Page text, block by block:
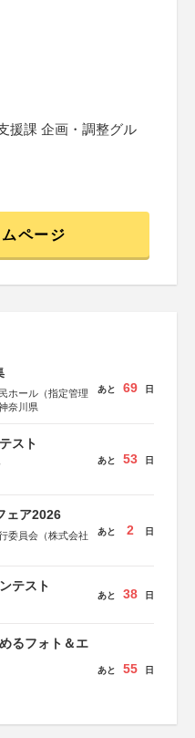
援課 企画・調整グル
ページ
ホール（指定管理
奈川県
あと 69 日
スト
あと 53 日
ェア2026
委員会（株式会社
あと 2 日
テスト
あと 38 日
るフォト＆エ
あと 55 日